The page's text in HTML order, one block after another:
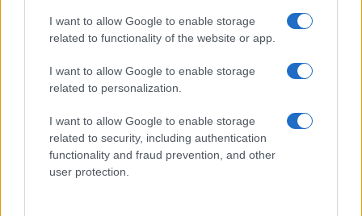
I want to allow Google to enable storage
related to functionality of the website or app.
I want to allow Google to enable storage
related to personalization.
I want to allow Google to enable storage
related to security, including authentication
functionality and fraud prevention, and other
user protection.